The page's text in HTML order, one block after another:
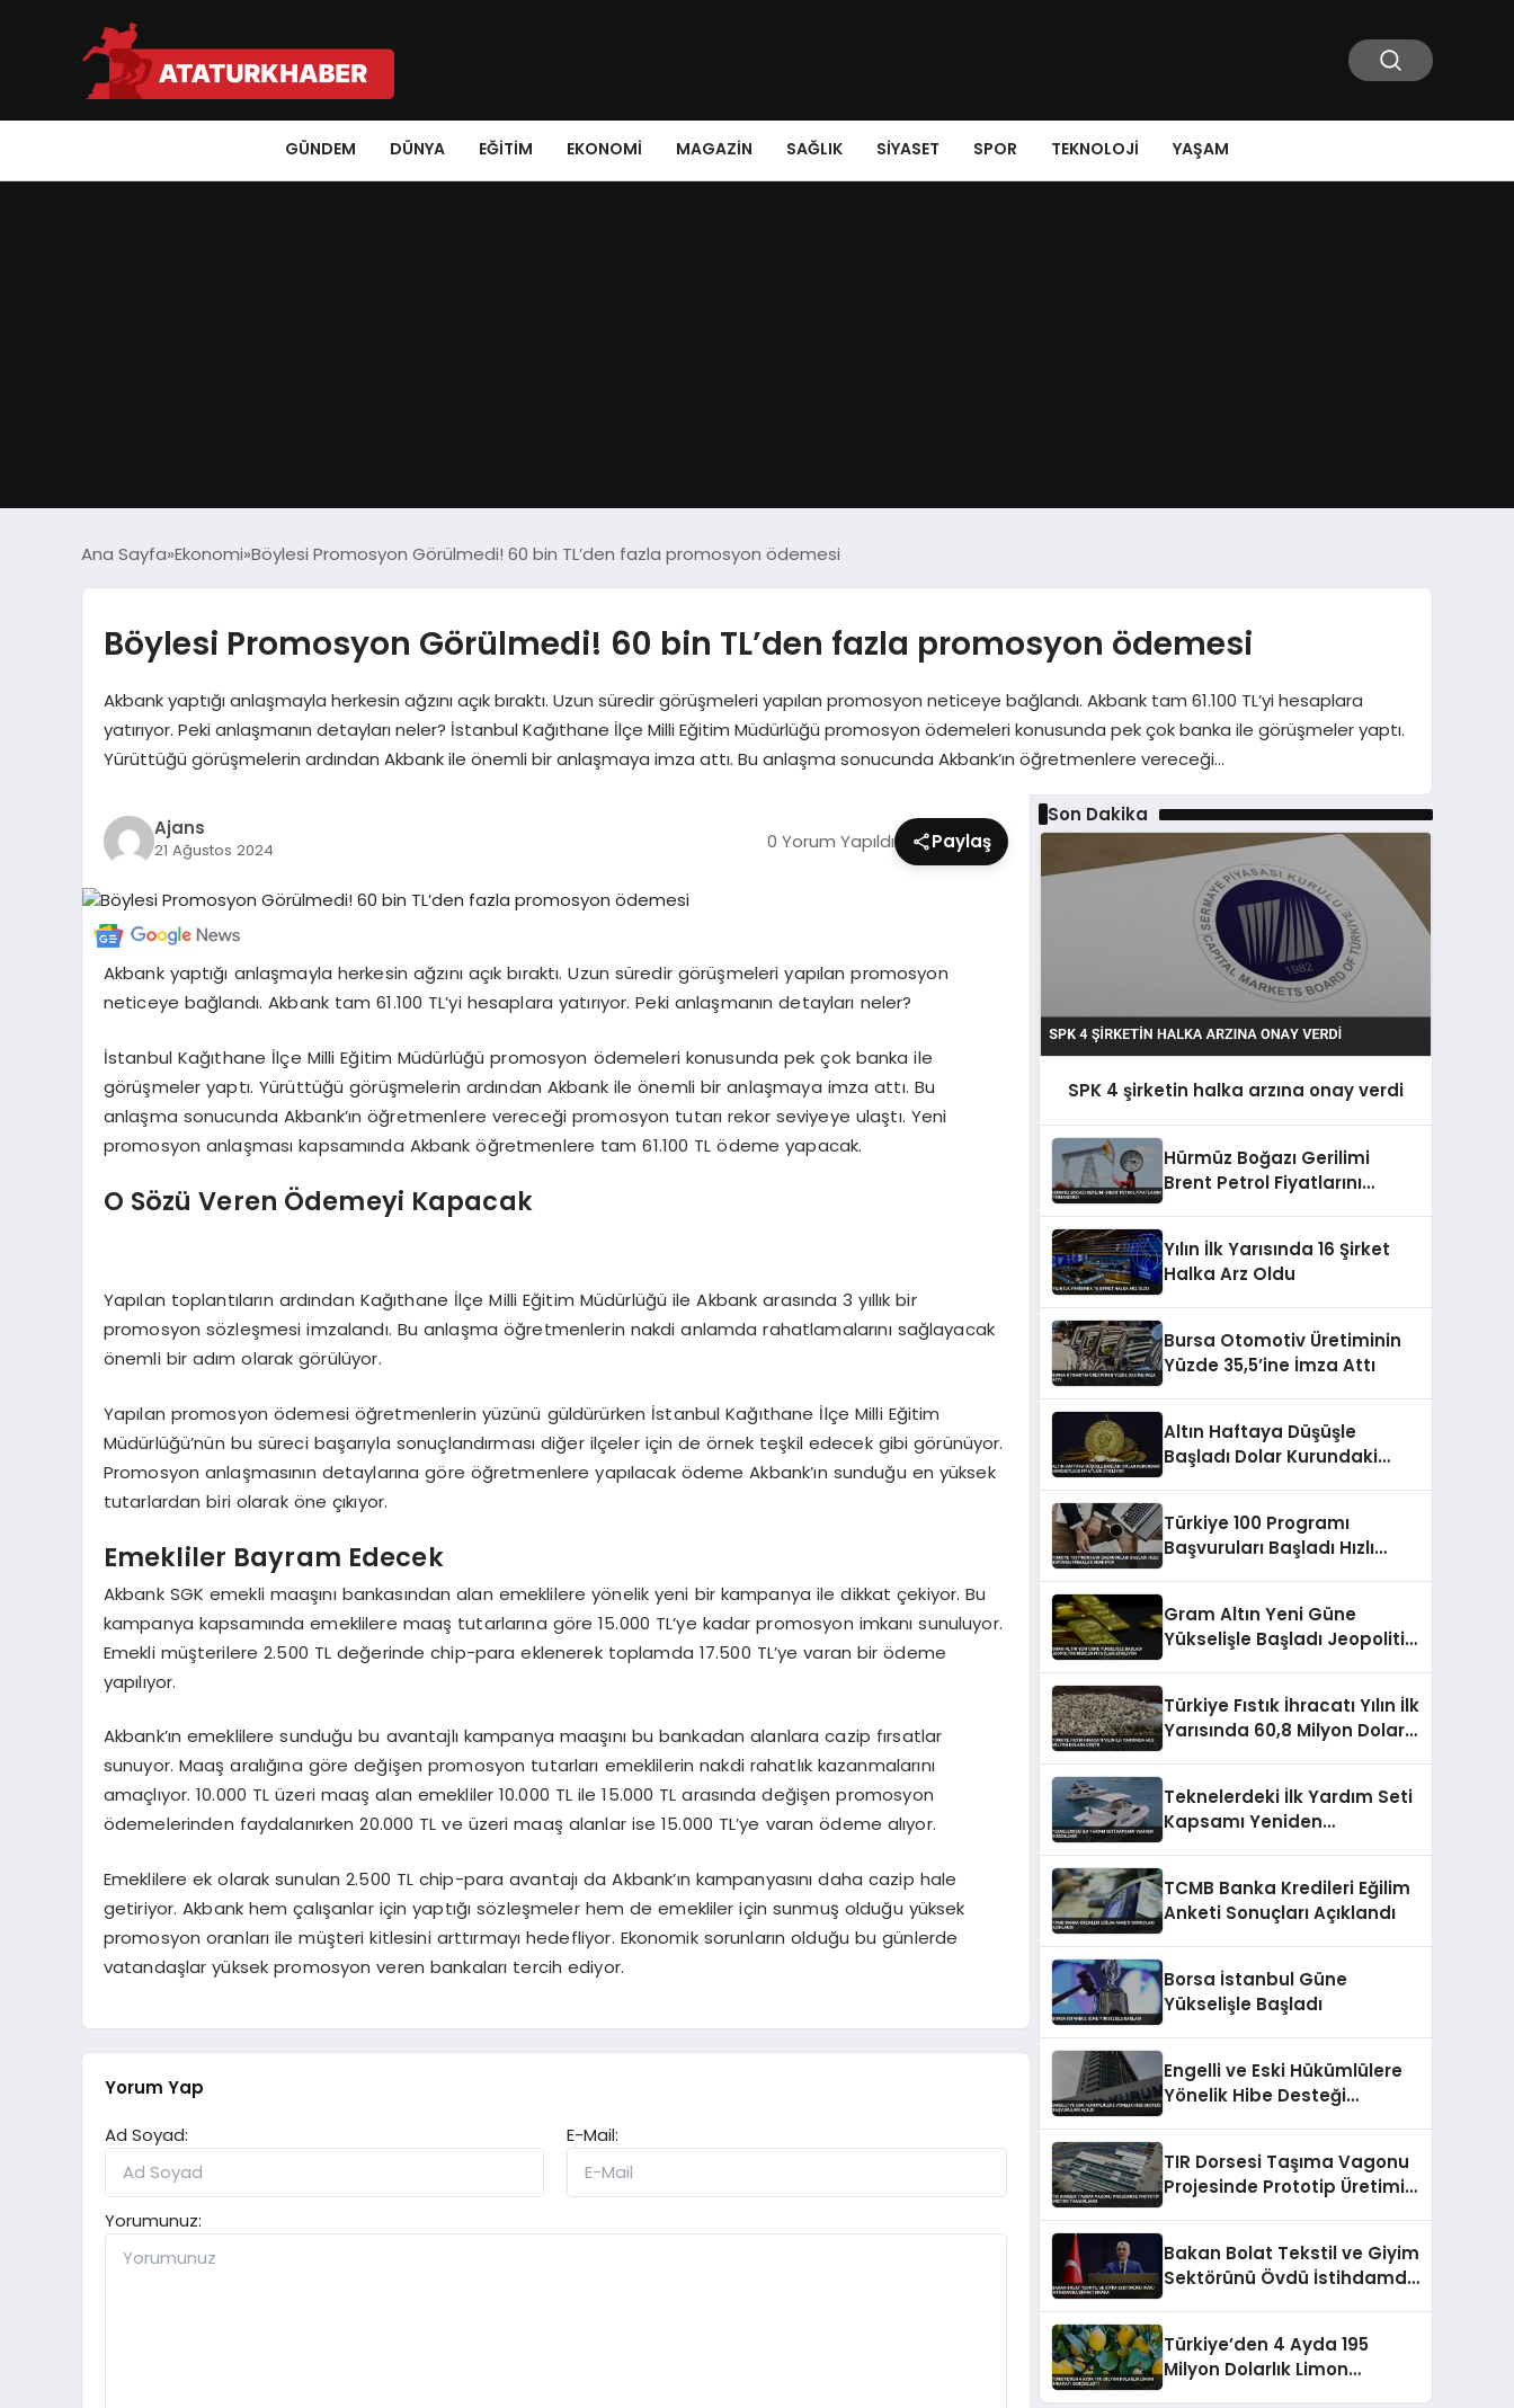
GÜNDEM DÜNYA EĞITIM EKONOMI MAGAZIN SAĞLIK SIYASET SPOR TEKNOLOJI YAŞAM
Ana Sayfa Ekonomi Böylesi Promosyon Görülmedi! 60 bin TL’den fazla promosyon ödemesi
Böylesi Promosyon Görülmedi! 60 bin TL’den fazla promosyon ödemesi
Akbank yaptığı anlaşmayla herkesin ağzını açık bıraktı. Uzun süredir görüşmeleri yapılan promosyon neticeye bağlandı. Akbank tam 61.100 TL’yi hesaplara
yatırıyor. Peki anlaşmanın detayları neler? İstanbul Kağıthane İlçe Milli Eğitim Müdürlüğü promosyon ödemeleri konusunda pek çok banka ile görüşmeler yaptı.
Yürüttüğü görüşmelerin ardından Akbank ile önemli bir anlaşmaya imza attı. Bu anlaşma sonucunda Akbank’ın öğretmenlere vereceği…
Ajans
21 Ağustos 2024 0 Yorum Yapıldı Paylaş
Akbank yaptığı anlaşmayla herkesin ağzını açık bıraktı. Uzun süredir görüşmeleri yapılan promosyon
neticeye bağlandı. Akbank tam 61.100 TL’yi hesaplara yatırıyor. Peki anlaşmanın detayları neler?
İstanbul Kağıthane İlçe Milli Eğitim Müdürlüğü promosyon ödemeleri konusunda pek çok banka ile
görüşmeler yaptı. Yürüttüğü görüşmelerin ardından Akbank ile önemli bir anlaşmaya imza attı. Bu
anlaşma sonucunda Akbank’ın öğretmenlere vereceği promosyon tutarı rekor seviyeye ulaştı. Yeni
promosyon anlaşması kapsamında Akbank öğretmenlere tam 61.100 TL ödeme yapacak.
O Sözü Veren Ödemeyi Kapacak
Yapılan toplantıların ardından Kağıthane İlçe Milli Eğitim Müdürlüğü ile Akbank arasında 3 yıllık bir
promosyon sözleşmesi imzalandı. Bu anlaşma öğretmenlerin nakdi anlamda rahatlamalarını sağlayacak
önemli bir adım olarak görülüyor.
Yapılan promosyon ödemesi öğretmenlerin yüzünü güldürürken İstanbul Kağıthane İlçe Milli Eğitim
Müdürlüğü’nün bu süreci başarıyla sonuçlandırması diğer ilçeler için de örnek teşkil edecek gibi görünüyor.
Promosyon anlaşmasının detaylarına göre öğretmenlere yapılacak ödeme Akbank’ın sunduğu en yüksek
tutarlardan biri olarak öne çıkıyor.
Emekliler Bayram Edecek
Akbank SGK emekli maaşını bankasından alan emeklilere yönelik yeni bir kampanya ile dikkat çekiyor. Bu
kampanya kapsamında emeklilere maaş tutarlarına göre 15.000 TL’ye kadar promosyon imkanı sunuluyor.
Emekli müşterilere 2.500 TL değerinde chip-para eklenerek toplamda 17.500 TL’ye varan bir ödeme
yapılıyor.
Akbank’ın emeklilere sunduğu bu avantajlı kampanya maaşını bu bankadan alanlara cazip fırsatlar
sunuyor. Maaş aralığına göre değişen promosyon tutarları emeklilerin nakdi rahatlık kazanmalarını
amaçlıyor. 10.000 TL üzeri maaş alan emekliler 10.000 TL ile 15.000 TL arasında değişen promosyon
ödemelerinden faydalanırken 20.000 TL ve üzeri maaş alanlar ise 15.000 TL’ye varan ödeme alıyor.
Emeklilere ek olarak sunulan 2.500 TL chip-para avantajı da Akbank’ın kampanyasını daha cazip hale
getiriyor. Akbank hem çalışanlar için yaptığı sözleşmeler hem de emekliler için sunmuş olduğu yüksek
promosyon oranları ile müşteri kitlesini arttırmayı hedefliyor. Ekonomik sorunların olduğu bu günlerde
vatandaşlar yüksek promosyon veren bankaları tercih ediyor.
Yorum Yap
Ad Soyad:
E-Mail:
Yorumunuz:
Son Dakika
SPK 4 şirketin halka arzına onay verdi
Hürmüz Boğazı Gerilimi
Brent Petrol Fiyatlarını
Yılın İlk Yarısında 16 Şirket
Halka Arz Oldu
Bursa Otomotiv Üretiminin
Yüzde 35,5’ine İmza Attı
Altın Haftaya Düşüşle
Başladı Dolar Kurundaki
Türkiye 100 Programı
Başvuruları Başladı Hızlı
Gram Altın Yeni Güne
Yükselişle Başladı Jeopolitik
Türkiye Fıstık İhracatı Yılın İlk
Yarısında 60,8 Milyon Dolara
Teknelerdeki İlk Yardım Seti
Kapsamı Yeniden
TCMB Banka Kredileri Eğilim
Anketi Sonuçları Açıklandı
Borsa İstanbul Güne
Yükselişle Başladı
Engelli ve Eski Hükümlülere
Yönelik Hibe Desteği
TIR Dorsesi Taşıma Vagonu
Projesinde Prototip Üretimi
Bakan Bolat Tekstil ve Giyim
Sektörünü Övdü İstihdamda
Türkiye’den 4 Ayda 195
Milyon Dolarlık Limon